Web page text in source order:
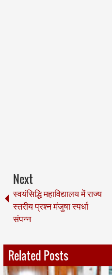
Next
स्वयंसिद्धि महाविद्यालय में राज्य
स्तरीय प्रश्न मंजुषा स्पर्धा
संपन्न
Related Posts